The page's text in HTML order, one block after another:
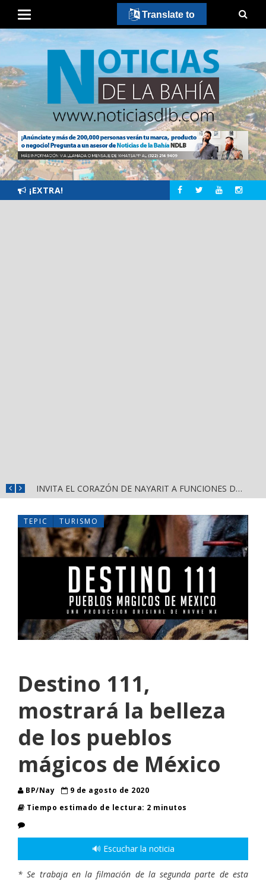
¡EXTRA!
INVITA EL CORAZÓN DE NAYARIT A FUNCIONES DE CINE GRATUITAS EN LA CONCHA ACÚSTICA
TEPIC TURISMO
Destino 111,
mostrará la belleza
de los pueblos
mágicos de México
BP/Nay
9 de agosto de 2020
Tiempo estimado de lectura: 2 minutos
🔊 Escuchar la noticia
* Se trabaja en la filmación de la segunda parte de esta
Translate to